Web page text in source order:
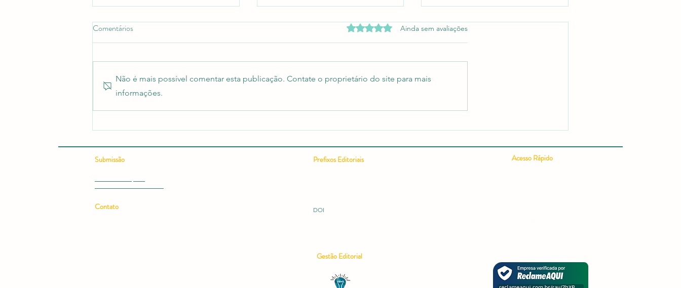
Revista científica RCMOS é
publicar artigos científicos
Relatório editorial semestral da
recorde de acessos e expansão
internacional
Como Publicar um Artigo
Completo para uma Publicação
Científica Rápida e Conquistar
Pontuação em Editais e
Comentários Avaliado com 0 de 5 estrelas.
Ainda sem avaliações
Não é mais possível comentar esta publicação. Contate o proprietário do site para mais
informações.
Submissão
Contato
Prefixos Editoriais
DOI
Acesso Rápido
Gestão Editorial